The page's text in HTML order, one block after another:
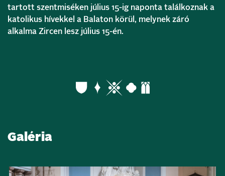
tartott szentmiséken július 15-ig naponta találkoznak a
katolikus hívekkel a Balaton körül, melynek záró
alkalma Zircen lesz július 15-én.
Galéria